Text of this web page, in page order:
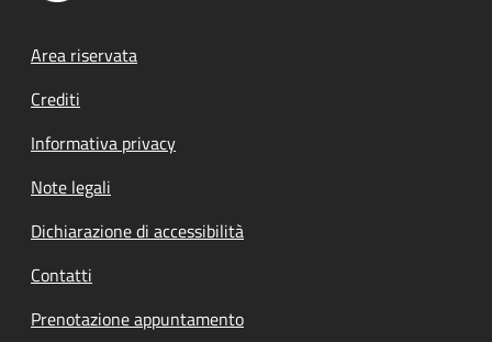
Footer menu
Area riservata
Crediti
Informativa privacy
Note legali
Dichiarazione di accessibilità
Contatti
Prenotazione appuntamento